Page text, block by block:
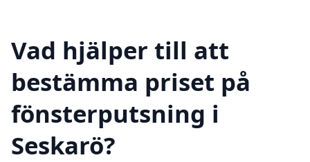
Vad hjälper till att
bestämma priset på
fönsterputsning i
Seskarö?